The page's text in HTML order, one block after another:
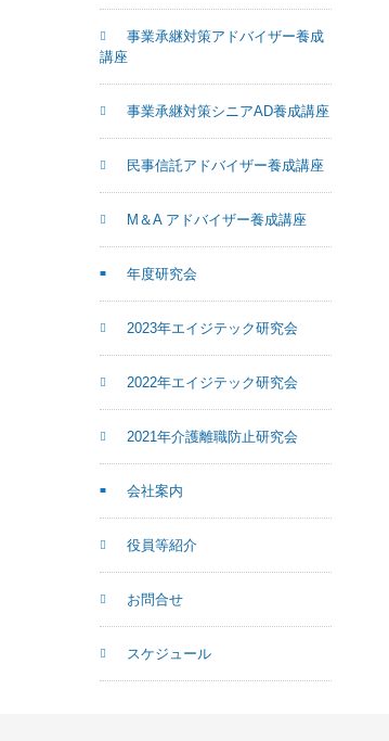
事業承継対策アドバイザー養成
講座
事業承継対策シニアAD養成講座
民事信託アドバイザー養成講座
M＆A アドバイザー養成講座
年度研究会
2023年エイジテック研究会
2022年エイジテック研究会
2021年介護離職防止研究会
会社案内
役員等紹介
お問合せ
スケジュール